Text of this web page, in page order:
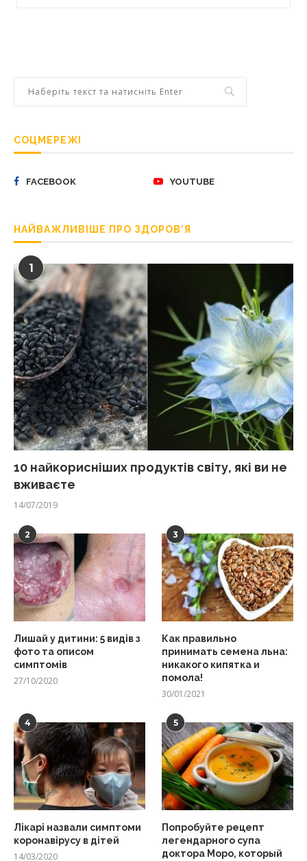
СОЦМЕРЕЖІ
FACEBOOK YOUTUBE
НАЙВАЖЛИВІШЕ ПРО ЗДОРОВ’Я
1
10 найкорисніших продуктів світу, які ви не
вживаєте
14/07/2019
2
Лишай у дитини: 5 видів з
фото та описом
симптомів
27/10/2020
3
Как правильно
принимать семена льна:
никакого кипятка и
помола!
30/01/2021
4
Лікарі назвали симптоми
коронавірусу в дітей
14/03/2020
5
Попробуйте рецепт
легендарного супа
доктора Моро, который